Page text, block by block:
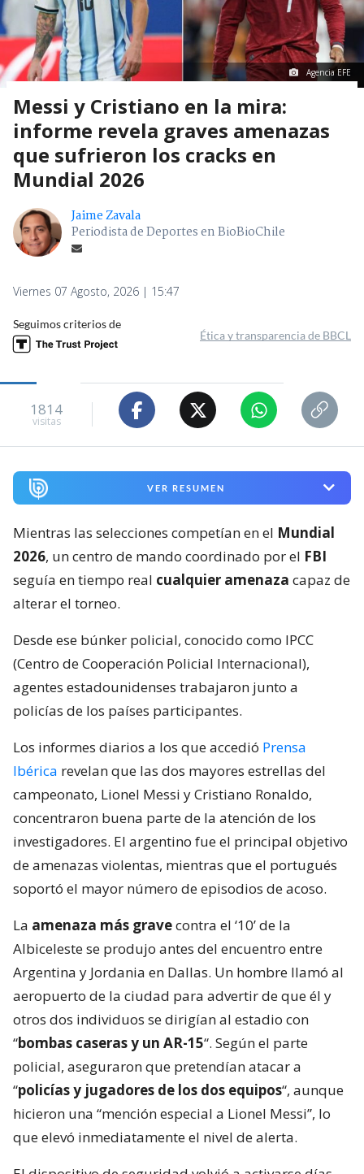
Agencia EFE
Messi y Cristiano en la mira:
informe revela graves amenazas
que sufrieron los cracks en
Mundial 2026
Jaime Zavala
Periodista de Deportes en BioBioChile
Viernes 07 Agosto, 2026 | 15:47
Seguimos criterios de
Ética y transparencia de BBCL
1814
visitas
VER RESUMEN
Mientras las selecciones competían en el Mundial
2026, un centro de mando coordinado por el FBI
seguía en tiempo real cualquier amenaza capaz de
alterar el torneo.
Desde ese búnker policial, conocido como IPCC
(Centro de Cooperación Policial Internacional),
agentes estadounidenses trabajaron junto a
policías de los países participantes.
Los informes diarios a los que accedió Prensa
Ibérica revelan que las dos mayores estrellas del
campeonato, Lionel Messi y Cristiano Ronaldo,
concentraron buena parte de la atención de los
investigadores. El argentino fue el principal objetivo
de amenazas violentas, mientras que el portugués
soportó el mayor número de episodios de acoso.
La amenaza más gravecontra el ‘10’ de la
Albiceleste se produjo antes del encuentro entre
Argentina y Jordania en Dallas. Un hombre llamó al
aeropuerto de la ciudad para advertir de que él y
otros dos individuos se dirigían al estadio con
“bombas caseras y un AR-15“. Según el parte
policial, aseguraron que pretendían atacar a
“policías y jugadores de los dos equipos“, aunque
hicieron una “mención especial a Lionel Messi”, lo
que elevó inmediatamente el nivel de alerta.